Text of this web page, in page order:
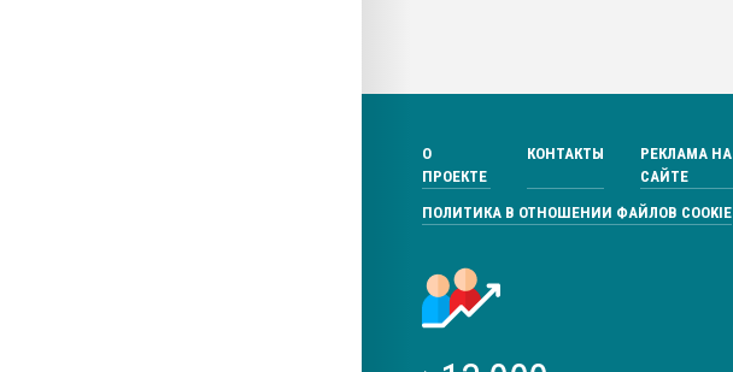
О
ПРОЕКТЕ
КОНТАКТЫ
РЕКЛАМА НА
САЙТЕ
ПОЛИТИКА В ОТНОШЕНИИ ФАЙЛОВ COOKIE